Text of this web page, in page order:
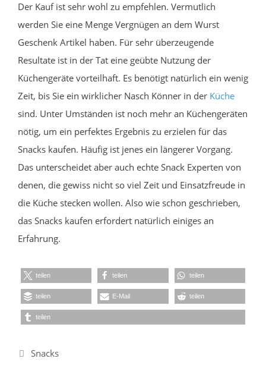
Der Kauf ist sehr wohl zu empfehlen. Vermutlich
werden Sie eine Menge Vergnügen an dem Wurst
Geschenk Artikel haben. Für sehr überzeugende
Resultate ist in der Tat eine geübte Nutzung der
Küchengeräte vorteilhaft. Es benötigt natürlich ein wenig
Zeit, bis Sie ein wirklicher Nasch Könner in der Küche
sind. Unter Umständen ist noch mehr an Küchengeräten
nötig, um ein perfektes Ergebnis zu erzielen für das
Snacks kaufen. Häufig ist jenes ein längerer Vorgang.
Das unterscheidet aber auch echte Snack Experten von
denen, die gewiss nicht so viel Zeit und Einsatzfreude in
die Küche stecken wollen. Also wie schon geschrieben,
das Snacks kaufen erfordert natürlich einiges an
Erfahrung.
teilen teilen teilen
teilen E-Mail teilen
teilen
Kategorien
Snacks